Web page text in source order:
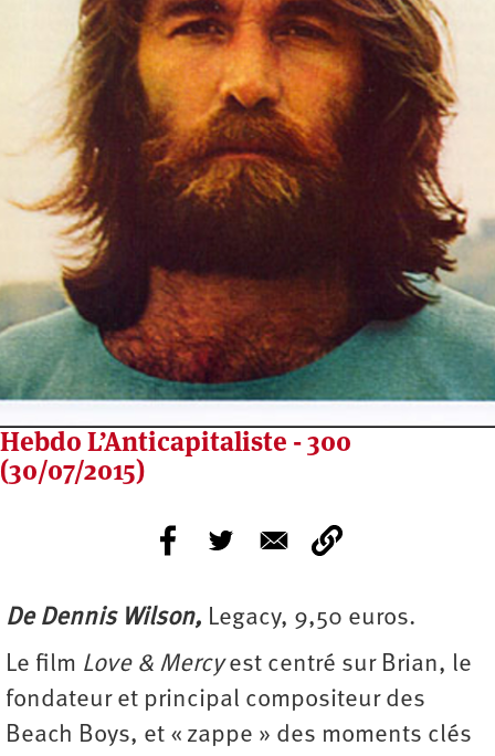
Hebdo L’Anticapitaliste - 300
(30/07/2015)
De Dennis Wilson, Legacy, 9,50 euros.
Le film Love & Mercyest centré sur Brian, le
fondateur et principal compositeur des
Beach Boys, et « zappe » des moments clés